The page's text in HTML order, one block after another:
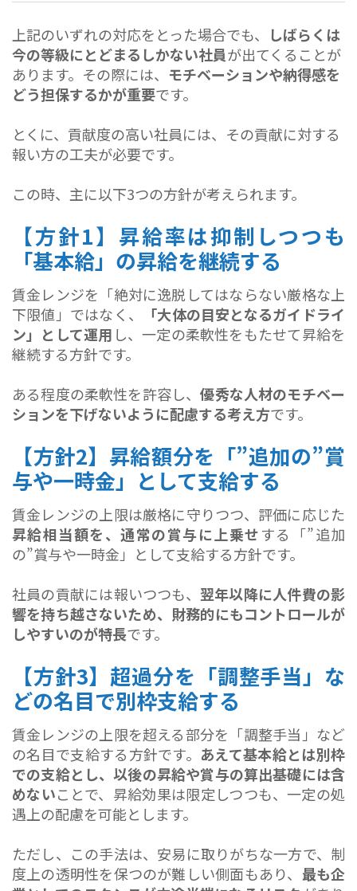
上記のいずれの対応をとった場合でも、
しばらくは
今の等級にとどまるしかない社員が出てくることが
あります。その際には、 モチベーションや納得感を
どう担保するかが重要です。
とくに、貢献度の高い社員には、その貢献に対する
報い方の工夫が必要です。
この時、主に以下3つの方針が考えられます。
【方針1】昇給率は抑制しつつも
「基本給」の昇給を継続する
賃金レンジを「絶対に逸脱してはならない厳格な上
下限値」ではなく、
「大体の目安となるガイドライ
ン」として運用 し、一定の柔軟性をもたせて昇給を
継続する方針です。
ある程度の柔軟性を許容し、優秀な人材のモチベー
ションを下げないように配慮する考え方です。
【方針2】昇給額分を「”追加の”賞
与や一時金」として支給する
賃金レンジの上限は厳格に守りつつ、評価に応じた
昇給相当額を、通常の賞与に上乗せする「”追加
の”賞与や一時金」として支給する方針です。
社員の貢献には報いつつも、 翌年以降に人件費の影
響を持ち越さないため、財務的にもコントロールが
しやすいのが特長です。
【方針3】超過分を「調整手当」な
どの名目で別枠支給する
賃金レンジの上限を超える部分を「調整手当」など
の名目で支給する方針です。 あえて基本給とは別枠
での支給とし、以後の昇給や賞与の算出基礎には含
めないことで、昇給効果は限定しつつも、一定の処
遇上の配慮を可能とします。
ただし、この手法は、安易に取りがちな一方で、制
度上の透明性を保つのが難しい側面もあり、 最も企